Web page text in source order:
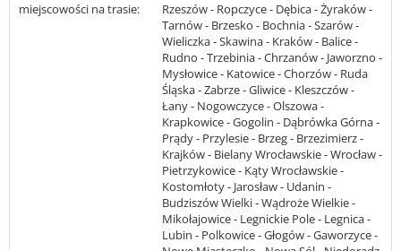
miejscowości na trasie:
Rzeszów - Ropczyce - Dębica - Żyraków -
Tarnów - Brzesko - Bochnia - Szarów -
Wieliczka - Skawina - Kraków - Balice -
Rudno - Trzebinia - Chrzanów - Jaworzno -
Mysłowice - Katowice - Chorzów - Ruda
Śląska - Zabrze - Gliwice - Kleszczów -
Łany - Nogowczyce - Olszowa -
Krapkowice - Gogolin - Dąbrówka Górna -
Prądy - Przylesie - Brzeg - Brzezimierz -
Krajków - Bielany Wrocławskie - Wrocław -
Pietrzykowice - Kąty Wrocławskie -
Kostomłoty - Jarosław - Udanin -
Budziszów Wielki - Wądroże Wielkie -
Mikołajowice - Legnickie Pole - Legnica -
Lubin - Polkowice - Głogów - Gaworzyce -